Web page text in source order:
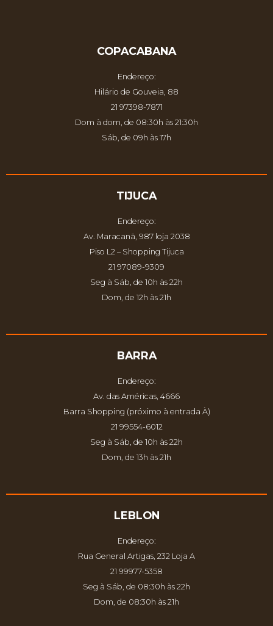
COPACABANA
Endereço:
Hilário de Gouveia, 88
21 97398-7871
Dom à dom, de 08:30h às 21:30h
Sáb, de 09h às 17h
TIJUCA
Endereço:
Av. Maracanã, 987 loja 2038
Piso L2 – Shopping Tijuca
21 97089-9309
Seg à Sáb, de 10h às 22h
Dom, de 12h às 21h
BARRA
Endereço:
Av. das Américas, 4666
Barra Shopping (próximo à entrada À)
21 99554-6012
Seg à Sáb, de 10h às 22h
Dom, de 13h às 21h
LEBLON
Endereço:
Rua General Artigas, 232 Loja A
21 99977-5358
Seg à Sáb, de 08:30h às 22h
Dom, de 08:30h às 21h